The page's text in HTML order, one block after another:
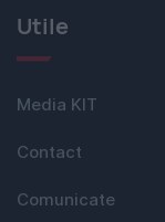
Utile
Media KIT
Contact
Comunicate